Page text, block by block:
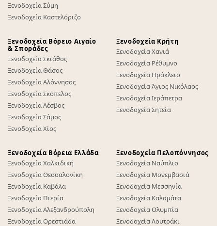
Ξενοδοχεία Σύμη
Ξενοδοχεία Καστελόριζο
Ξενοδοχεία Βόρειο Αιγαίο
& Σποράδες
Ξενοδοχεία Σκιάθος
Ξενοδοχεία Θάσος
Ξενοδοχεία Αλόννησος
Ξενοδοχεία Σκόπελος
Ξενοδοχεία Λέσβος
Ξενοδοχεία Σάμος
Ξενοδοχεία Χίος
Ξενοδοχεία Κρήτη
Ξενοδοχεία Χανιά
Ξενοδοχεία Ρέθυμνο
Ξενοδοχεία Ηράκλειο
Ξενοδοχεία Άγιος Νικόλαος
Ξενοδοχεία Ιεράπετρα
Ξενοδοχεία Σητεία
Ξενοδοχεία Βόρεια Ελλάδα
Ξενοδοχεία Χαλκιδική
Ξενοδοχεία Θεσσαλονίκη
Ξενοδοχεία Καβάλα
Ξενοδοχεία Πιερία
Ξενοδοχεία Αλεξανδρούπολη
Ξενοδοχεία Ορεστιάδα
Ξενοδοχεία Πελοπόννησος
Ξενοδοχεία Ναύπλιο
Ξενοδοχεία Μονεμβασιά
Ξενοδοχεία Μεσσηνία
Ξενοδοχεία Καλαμάτα
Ξενοδοχεία Ολυμπία
Ξενοδοχεία Λουτράκι